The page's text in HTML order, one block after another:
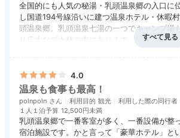
全国的にも人気の秘湯・乳頭温泉郷の入口に
し国道194号線沿いに建つ温泉ホテル・休暇
頭温泉郷。乳頭温泉七湯の一つでキャンプ場
り広大なブナ林の中にあります。温泉が内湯の
林を間近に見ながらゆっくりと寛げます。湯
気分で連泊がいいですね。
食事・ドリンク
3.5
4.0
温泉も食事も最高！
polnpoln 利用目的 観光 利用した際の同行者
１人１泊予算 12,500円未満
乳頭温泉郷で一番客室が多く、一番設備が整
宿泊施設です。かと言って「豪華ホテル」と